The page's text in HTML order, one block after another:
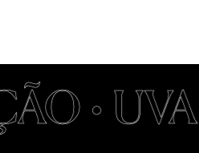
• UVA •